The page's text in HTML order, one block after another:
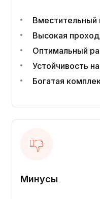
Вместительный
Высокая
Оптимальный
Устойчивость
Богатая
Минусы